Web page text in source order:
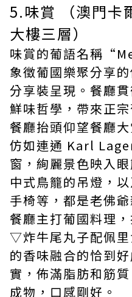
5.味賞 （澳門卡
大樓三層）
味賞的葡語名稱
象徵葡國樂聚分享
分享裝呈現。餐廳
鮮味哲學，帶來正
餐廳抬頭仰望餐廳
仿如連通 Karl
窗，絢麗景色映入
中式鳥籠的吊燈，
手椅等，都是老佛爺
餐廳主打葡國料理，
▽炸牛尾丸子配佩
的香味融合的恰到
實，佈滿脂肪和筋
成物，口感剛好。